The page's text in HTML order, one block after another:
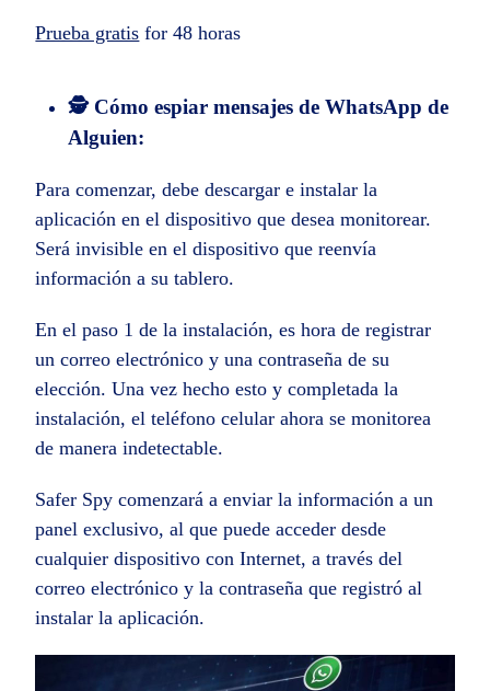
Prueba gratis for 48 horas
🕵️ Cómo espiar mensajes de WhatsApp de
Alguien:
Para comenzar, debe descargar e instalar la
aplicación en el dispositivo que desea monitorear.
Será invisible en el dispositivo que reenvía
información a su tablero.
En el paso 1 de la instalación, es hora de registrar
un correo electrónico y una contraseña de su
elección. Una vez hecho esto y completada la
instalación, el teléfono celular ahora se monitorea
de manera indetectable.
Safer Spy comenzará a enviar la información a un
panel exclusivo, al que puede acceder desde
cualquier dispositivo con Internet, a través del
correo electrónico y la contraseña que registró al
instalar la aplicación.